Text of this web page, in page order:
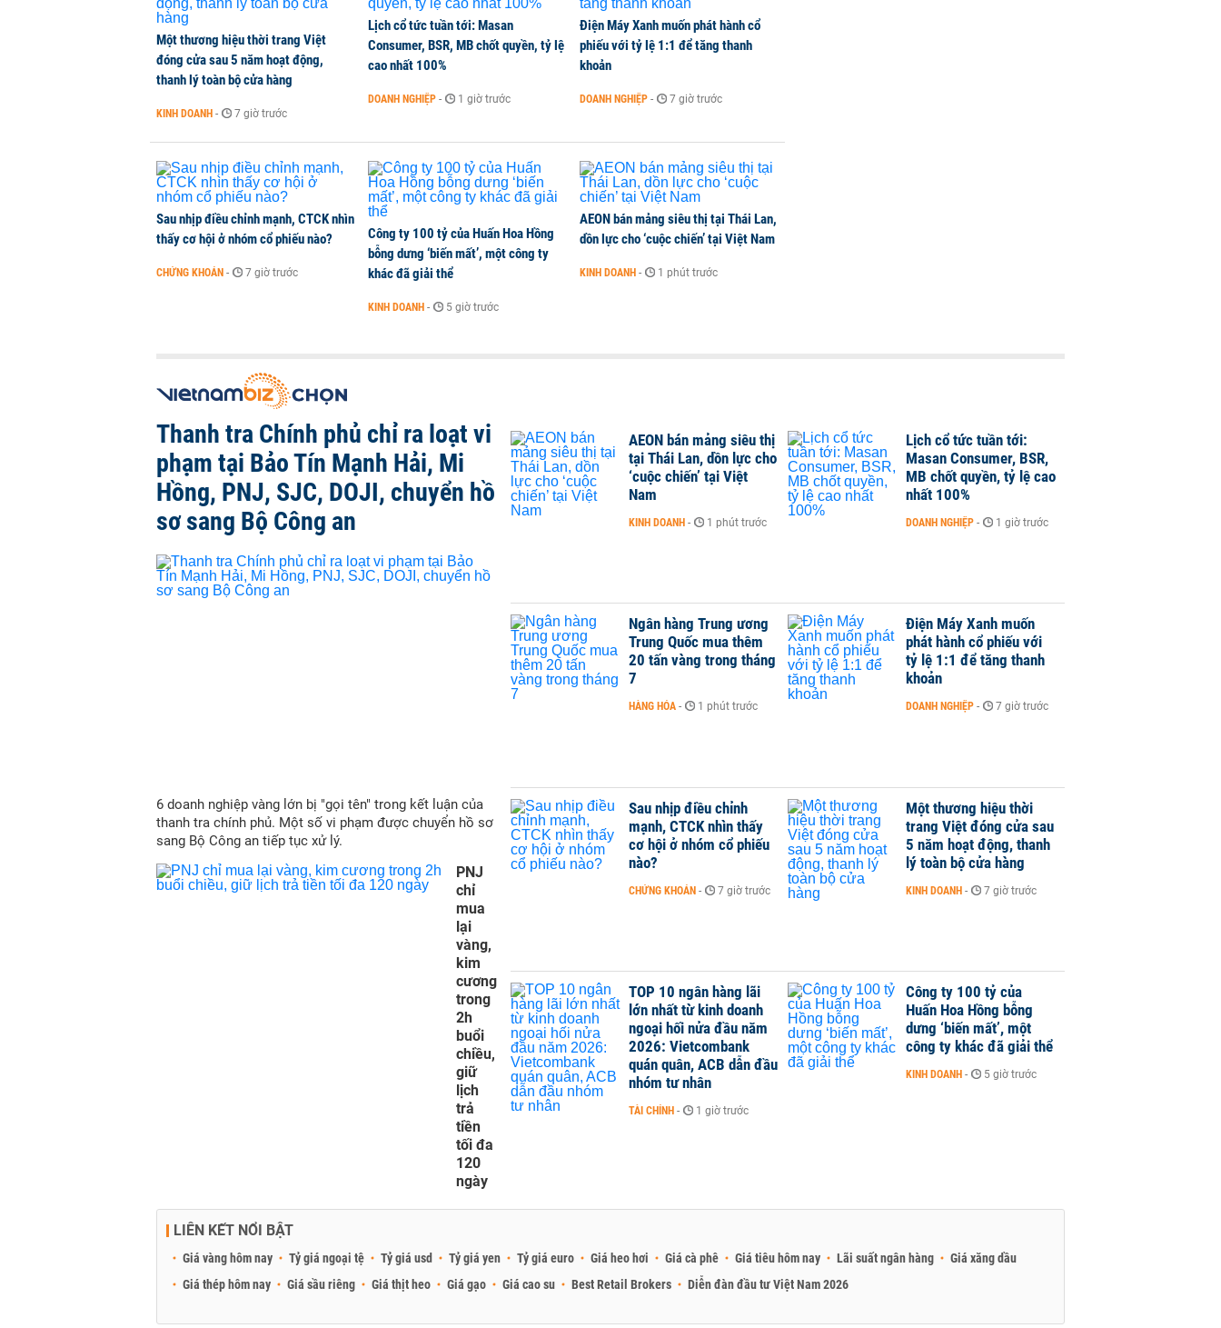
Một thương hiệu thời trang Việt
đóng cửa sau 5 năm hoạt động,
thanh lý toàn bộ cửa hàng
KINH DOANH - 7 giờ trước
Lịch cổ tức tuần tới: Masan
Consumer, BSR, MB chốt quyền, tỷ lệ
cao nhất 100%
DOANH NGHIỆP - 1 giờ trước
Điện Máy Xanh muốn phát hành cổ
phiếu với tỷ lệ 1:1 để tăng thanh
khoản
DOANH NGHIỆP - 7 giờ trước
Sau nhịp điều chỉnh mạnh, CTCK nhìn
thấy cơ hội ở nhóm cổ phiếu nào?
CHỨNG KHOÁN - 7 giờ trước
Công ty 100 tỷ của Huấn Hoa Hồng
bỗng dưng ‘biến mất’, một công ty
khác đã giải thể
KINH DOANH - 5 giờ trước
AEON bán mảng siêu thị tại Thái Lan,
dồn lực cho ‘cuộc chiến’ tại Việt Nam
KINH DOANH - 1 phút trước
Thanh tra Chính phủ chỉ ra loạt vi
phạm tại Bảo Tín Mạnh Hải, Mi
Hồng, PNJ, SJC, DOJI, chuyển hồ
sơ sang Bộ Công an
6 doanh nghiệp vàng lớn bị "gọi tên" trong kết luận của
thanh tra chính phủ. Một số vi phạm được chuyển hồ sơ
sang Bộ Công an tiếp tục xử lý.
PNJ
chỉ
mua
lại
vàng,
kim
cương
trong
2h
buổi
chiều,
giữ
lịch
trả
tiền
tối đa
120
ngày
AEON bán mảng siêu thị
tại Thái Lan, dồn lực cho
‘cuộc chiến’ tại Việt
Nam
KINH DOANH - 1 phút trước
Lịch cổ tức tuần tới:
Masan Consumer, BSR,
MB chốt quyền, tỷ lệ cao
nhất 100%
DOANH NGHIỆP - 1 giờ trước
Ngân hàng Trung ương
Trung Quốc mua thêm
20 tấn vàng trong tháng
7
HÀNG HÓA - 1 phút trước
Điện Máy Xanh muốn
phát hành cổ phiếu với
tỷ lệ 1:1 để tăng thanh
khoản
DOANH NGHIỆP - 7 giờ trước
Sau nhịp điều chỉnh
mạnh, CTCK nhìn thấy
cơ hội ở nhóm cổ phiếu
nào?
CHỨNG KHOÁN - 7 giờ trước
Một thương hiệu thời
trang Việt đóng cửa sau
5 năm hoạt động, thanh
lý toàn bộ cửa hàng
KINH DOANH - 7 giờ trước
TOP 10 ngân hàng lãi
lớn nhất từ kinh doanh
ngoại hối nửa đầu năm
2026: Vietcombank
quán quân, ACB dẫn đầu
nhóm tư nhân
TÀI CHÍNH - 1 giờ trước
Công ty 100 tỷ của
Huấn Hoa Hồng bỗng
dưng ‘biến mất’, một
công ty khác đã giải thể
KINH DOANH - 5 giờ trước
LIÊN KẾT NỔI BẬT
Giá vàng hôm nay Tỷ giá ngoại tệ Tỷ giá usd Tỷ giá yen Tỷ giá euro Giá heo hơi Giá cà phê Giá tiêu hôm nay Lãi suất ngân hàng
Giá xăng dầu
Giá thép hôm nay
Giá sầu riêng Giá thịt heo Giá gạo Giá cao su Best Retail Brokers Diễn đàn đầu tư Việt Nam 2026